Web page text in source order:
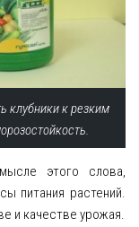
клубники к резким
этого слова,
питания растений.
и качестве урожая.